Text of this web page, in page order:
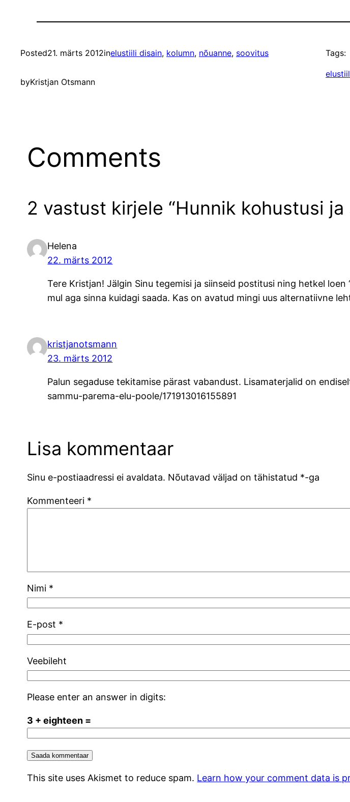
Posted21. märts 2012inelustiili disain, kolumn, nõuanne, soovitus
byKristjan Otsmann
Tags:
Comments
2 vastust kirjele “Hunnik kohustusi ja
Helena
22. märts 2012
Tere Kristjan! Jälgin Sinu tegemisi ja siinseid postitusi ning hetkel
mul aga sinna kuidagi saada. Kas on avatud mingi uus alternatiivne
kristjanotsmann
23. märts 2012
Palun segaduse tekitamise pärast vabandust. Lisamaterjalid on
sammu-parema-elu-poole/171913016155891
Lisa kommentaar
Sinu e-postiaadressi ei avaldata. Nõutavad väljad on tähistatud *-ga
Kommenteeri *
Nimi *
E-post *
Veebileht
Please enter an answer in digits:
3 + eighteen =
This site uses Akismet to reduce spam. Learn how your comment data is